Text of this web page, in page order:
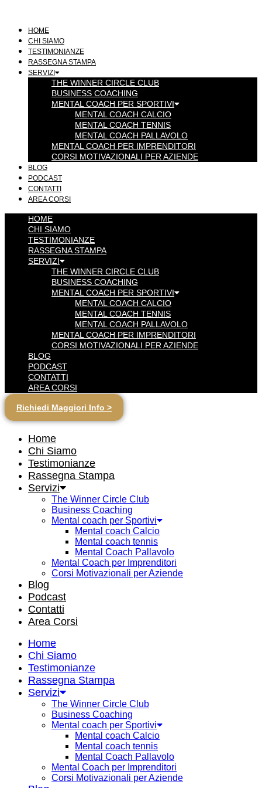
contenutoHOME
CHI SIAMO
TESTIMONIANZE
RASSEGNA STAMPA
SERVIZI
THE WINNER CIRCLE CLUB
BUSINESS COACHING
MENTAL COACH PER SPORTIVI
MENTAL COACH CALCIO
MENTAL COACH TENNIS
MENTAL COACH PALLAVOLO
MENTAL COACH PER IMPRENDITORI
CORSI MOTIVAZIONALI PER AZIENDE
BLOG
PODCAST
CONTATTI
AREA CORSI
HOME
CHI SIAMO
TESTIMONIANZE
RASSEGNA STAMPA
SERVIZI
THE WINNER CIRCLE CLUB
BUSINESS COACHING
MENTAL COACH PER SPORTIVI
MENTAL COACH CALCIO
MENTAL COACH TENNIS
MENTAL COACH PALLAVOLO
MENTAL COACH PER IMPRENDITORI
CORSI MOTIVAZIONALI PER AZIENDE
BLOG
PODCAST
CONTATTI
AREA CORSI
Richiedi Maggiori Info >
Home
Chi Siamo
Testimonianze
Rassegna Stampa
Servizi
The Winner Circle Club
Business Coaching
Mental coach per Sportivi
Mental coach Calcio
Mental coach tennis
Mental Coach Pallavolo
Mental Coach per Imprenditori
Corsi Motivazionali per Aziende
Blog
Podcast
Contatti
Area Corsi
Home
Chi Siamo
Testimonianze
Rassegna Stampa
Servizi
The Winner Circle Club
Business Coaching
Mental coach per Sportivi
Mental coach Calcio
Mental coach tennis
Mental Coach Pallavolo
Mental Coach per Imprenditori
Corsi Motivazionali per Aziende